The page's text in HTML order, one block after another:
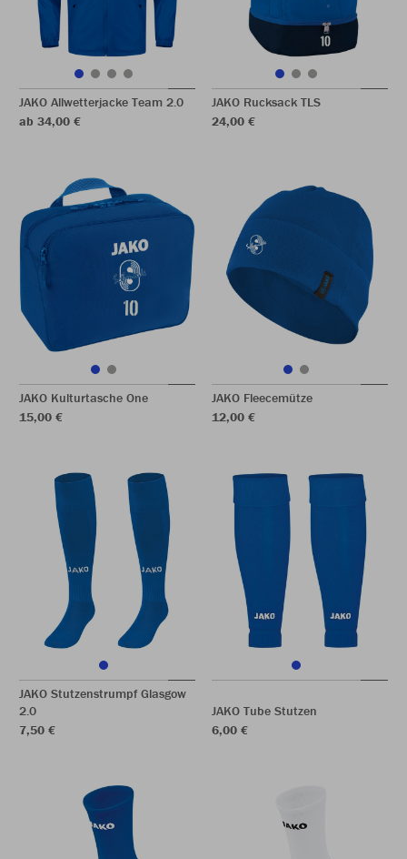
JAKO Allwetterjacke Team 2.0
ab 34,00 €
JAKO Rucksack TLS
24,00 €
JAKO Kulturtasche One
15,00 €
JAKO Fleecemütze
12,00 €
JAKO Stutzenstrumpf Glasgow
2.0
7,50 €
JAKO Tube Stutzen
6,00 €